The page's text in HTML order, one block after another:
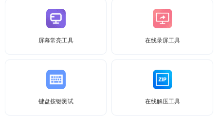
屏幕常亮工具 在线录屏工具
键盘按键测试 在线解压工具